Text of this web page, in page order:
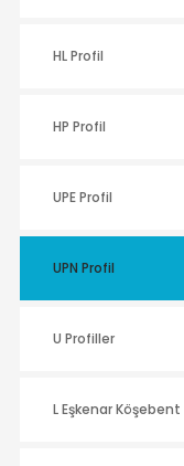
HL Profil
HP Profil
UPE Profil
UPN Profil
U Profiller
L Eşkenar Köşebent